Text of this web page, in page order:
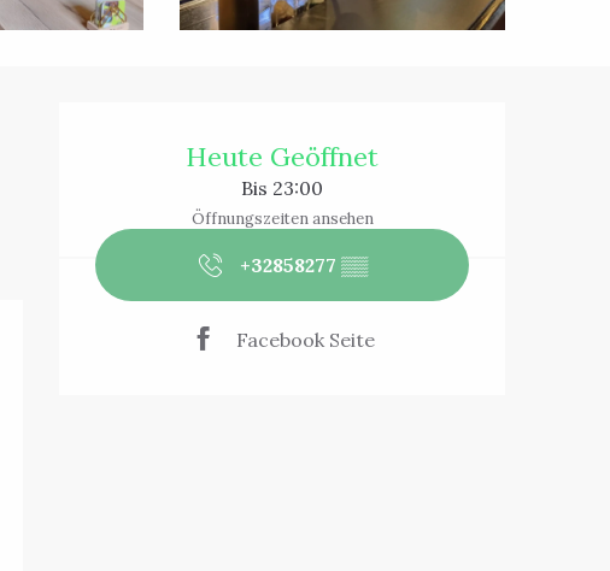
Öffnungszeiten
Heute Geöffnet
Bis 23:00
Öffnungszeiten ansehen
+32858277 ▒▒
Facebook Seite